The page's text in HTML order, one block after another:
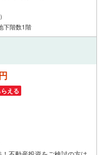
下階数1階
える